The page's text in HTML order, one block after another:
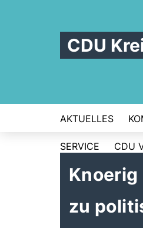
CDU
AKTUELLES
SERVICE CDU
zu